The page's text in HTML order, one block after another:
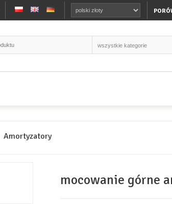
Amortyzatory
mocowanie górne